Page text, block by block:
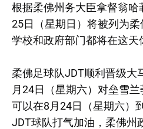
根据柔佛州务大臣拿督翁哈
25日（星期日）将被列为
学校和政府部门都将在这天
柔佛足球队JDT顺利晋级大
月24日（星期六）对垒雪
可以在8月24日（星期六）
JDT球队打气加油，柔佛州